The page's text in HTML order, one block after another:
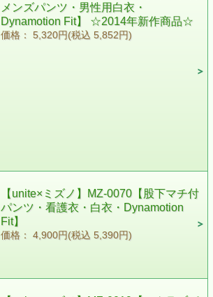
メンズパンツ・男性用白衣・
Dynamotion Fit】 ☆2014年新作商品☆
価格： 5,320円(税込 5,852円)
【unite×ミズノ】MZ-0070【股下マチ付
パンツ・看護衣・白衣・Dynamotion
Fit】
価格： 4,900円(税込 5,390円)